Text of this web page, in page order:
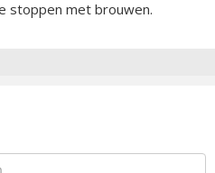
stoppen met brouwen.